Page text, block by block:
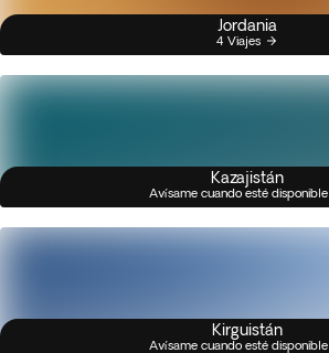
Jordania
4 Viajes
Kazajistán
Avísame cuando esté disponible
Kirguistán
Avísame cuando esté disponible